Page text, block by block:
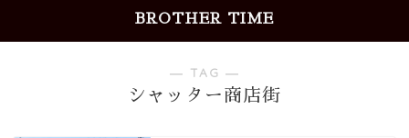
BROTHER TIME
― TAG ―
シャッター商店街